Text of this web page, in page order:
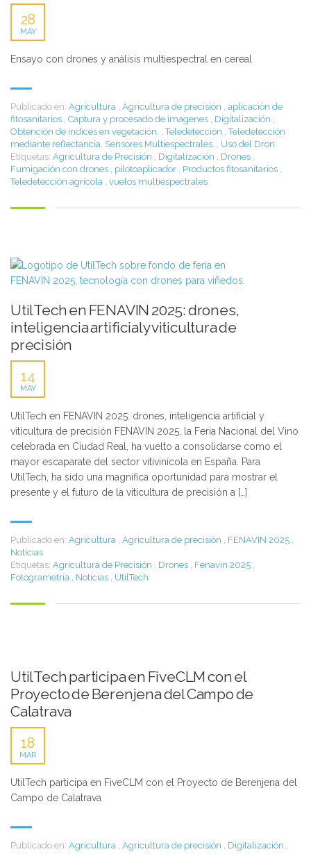
28
MAY
Ensayo con drones y análisis multiespectral en cereal
Publicado en: Agricultura , Agricultura de precisión , aplicación de
fitosanitarios , Captura y procesado de imagenes , Digitalización ,
Obtención de índices en vegetación. , Teledetección , Teledetección
mediante reflectancia. Sensores Multiespectrales. , Uso del Dron
Etiquetas: Agricultura de Precisión , Digitalización , Drones ,
Fumigación con drones , pilotoaplicador , Productos fitosanitarios ,
Teledetección agrícola , vuelos multiespectrales
UtilTech en FENAVIN 2025: drones,
inteligencia artificial y viticultura de
precisión
14
MAY
UtilTech en FENAVIN 2025: drones, inteligencia artificial y
viticultura de precisión FENAVIN 2025, la Feria Nacional del Vino
celebrada en Ciudad Real, ha vuelto a consolidarse como el
mayor escaparate del sector vitivinícola en España. Para
UtilTech, ha sido una magnífica oportunidad para mostrar el
presente y el futuro de la viticultura de precisión a […]
Publicado en: Agricultura , Agricultura de precisión , FENAVIN 2025 ,
Noticias
Etiquetas: Agricultura de Precisión , Drones , Fenavin 2025 ,
Fotogrametría , Noticias , UtilTech
UtilTech participa en FiveCLM con el
Proyecto de Berenjena del Campo de
Calatrava
18
MAR
UtilTech participa en FiveCLM con el Proyecto de Berenjena del
Campo de Calatrava
Publicado en: Agricultura , Agricultura de precisión , Digitalización ,